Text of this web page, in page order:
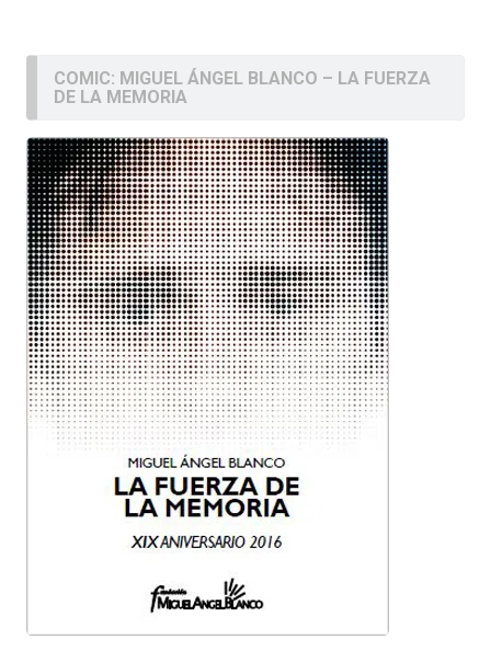
COMIC: MIGUEL ÁNGEL BLANCO – LA FUERZA
DE LA MEMORIA